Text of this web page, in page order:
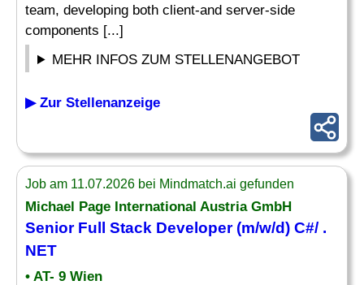
team, developing both client-and server-side
components [...]
MEHR INFOS ZUM STELLENANGEBOT
▶ Zur Stellenanzeige
Job am 11.07.2026 bei Mindmatch.ai gefunden
Michael Page International Austria GmbH
Senior Full Stack Developer(m/w/d) C#/ .
NET
• AT- 9 Wien